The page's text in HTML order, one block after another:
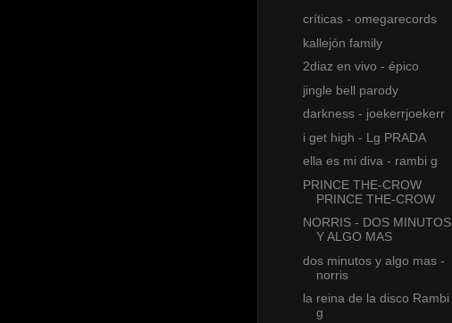
críticas - omegarecords
kallejón family
2diaz en vivo - épico
jingle bell parody
darkness - joekerrjoekerr
i get high - Lg PRADA
ella es mi diva - rambi g
PRINCE THE-CROW
PRINCE THE-CROW
NORRIS - DOS MINUTOS
Y ALGO MAS
dos minutos y algo mas -
norris
la reina de la disco Rambi
g